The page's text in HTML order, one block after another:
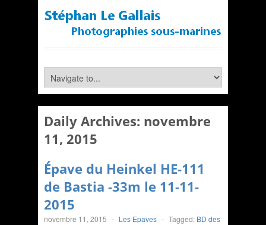
Daily Archives: novembre
11, 2015
Épave du Heinkel HE-111
de Bastia -33m le 11-11-
2015
novembre 11, 2015 - Les Epaves - Tagged: BD des